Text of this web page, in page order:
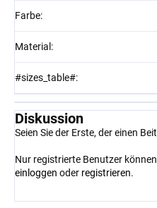
Farbe:
Material :
#sizes_table#:
Diskussion
Seien Sie der Erste, der einen
Nur registrierte Benutzer
einloggen oder registrieren.